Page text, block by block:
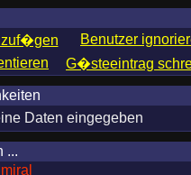
Benutzer
G�steeintrag
Daten eingegeben
...